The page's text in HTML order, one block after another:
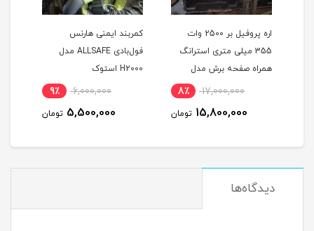
اره پروفیل بر 2500 وات
355 میلی متری استرانگ
همراه صفحه برش مدل
STRONG STG2500 در حد 17,000,000 8٪
15,800,000 تومان
کمربند ایمنی هارنس
فول‌بادی ALLSAFE مدل
H2000 استوک
6,000,000 9٪
5,500,000 تومان
دیدگاه‌ها